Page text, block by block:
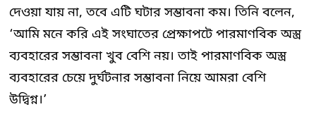
দেওয়া যায় না, তবে এটি ঘটার সম্ভাবনা কম। তিনি বলেন,
‘আমি মনে করি এই সংঘাতের প্রেক্ষাপটে পারমাণবিক অস্ত্র
ব্যবহারের সম্ভাবনা খুব বেশি নয়। তাই পারমাণবিক অস্ত্র
ব্যবহারের চেয়ে দুর্ঘটনার সম্ভাবনা নিয়ে আমরা বেশি
উদ্বিগ্ন।’